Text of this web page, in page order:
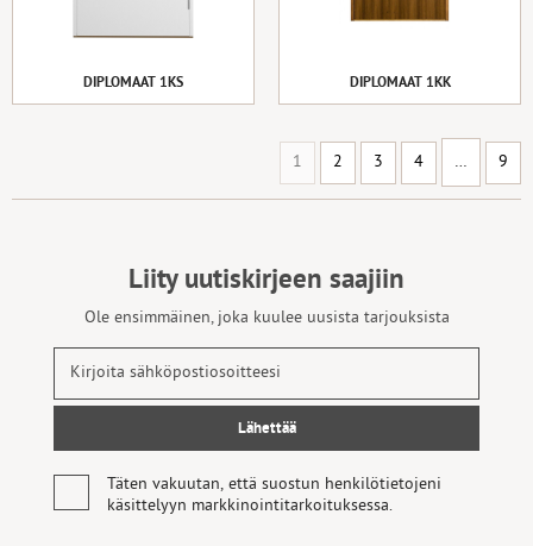
DIPLOMAAT 1KS DIPLOMAAT 1KK
1 2 3 4 … 9
Liity uutiskirjeen saajiin
Ole ensimmäinen, joka kuulee uusista tarjouksista
Täten vakuutan, että suostun henkilötietojeni
käsittelyyn markkinointitarkoituksessa.